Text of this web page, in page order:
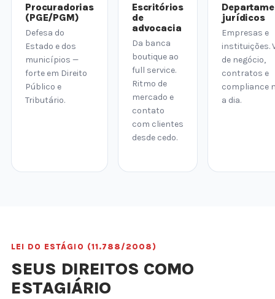
Procuradorias
(PGE/PGM)
Defesa do
Estado e dos
municípios —
forte em Direito
Público e
Tributário.
Escritórios
de
advocacia
Da banca
boutique ao
full service.
Ritmo de
mercado e
contato
com clientes
desde cedo.
jurídicos
Empresas e
instituições.
de negócio,
contratos e
compliance
a dia.
LEI DO ESTÁGIO (11.788/2008)
SEUS DIREITOS COMO
ESTAGIÁRIO